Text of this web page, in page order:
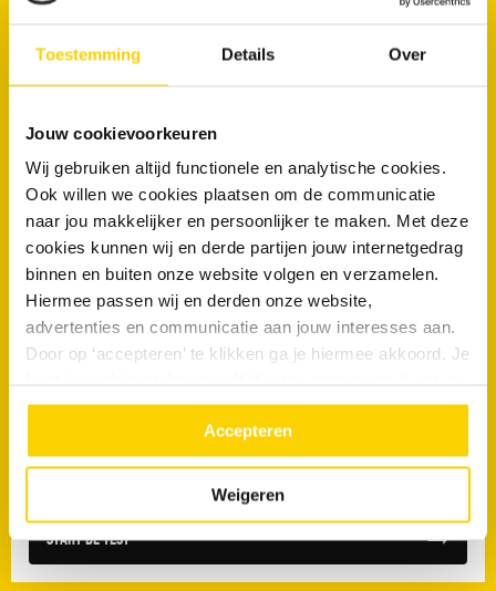
Toestemming Details Over
Jouw cookievoorkeuren
Wij gebruiken altijd functionele en analytische cookies.
Ook willen we cookies plaatsen om de communicatie
naar jou makkelijker en persoonlijker te maken. Met deze
cookies kunnen wij en derde partijen jouw internetgedrag
binnen en buiten onze website volgen en verzamelen.
Hiermee passen wij en derden onze website,
advertenties en communicatie aan jouw interesses aan.
Door op ‘accepteren’ te klikken ga je hiermee akkoord. Je
meer over in onsprivacy beleid.
Accepteren
Weigeren
Duiven
Servicemonteur Reparaties - Duiven
Ben jij geschikt om bij ons te komen
werken?
Doe de test en solliciteer direct!
Start de test